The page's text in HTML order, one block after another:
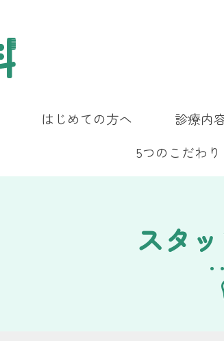
はじめての方へ 診療内
5つのこだわり
スタ